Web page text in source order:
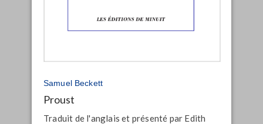
Samuel Beckett
Proust
Traduit de l'anglais et présenté par Edith